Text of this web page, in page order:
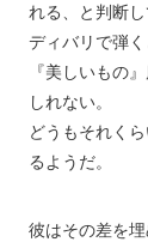
れる、と判断
ディバリで弾
『美しいもの
しれない。
どうもそれく
るようだ。
彼はその差を